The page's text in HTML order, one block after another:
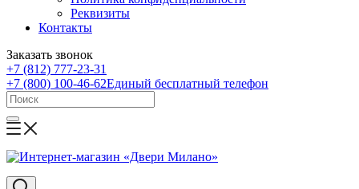
Реквизиты
Контакты
Заказать звонок
+7 (812) 777-23-31
+7 (800) 100-46-62Единый бесплатный телефон